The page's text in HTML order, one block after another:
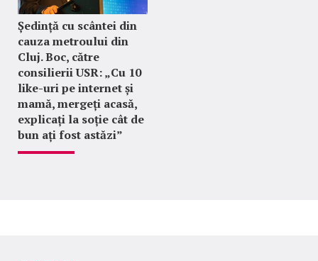
Ședință cu scântei din
cauza metroului din
Cluj. Boc, către
consilierii USR: „Cu 10
like-uri pe internet și
mamă, mergeți acasă,
explicați la soție cât de
bun ați fost astăzi”